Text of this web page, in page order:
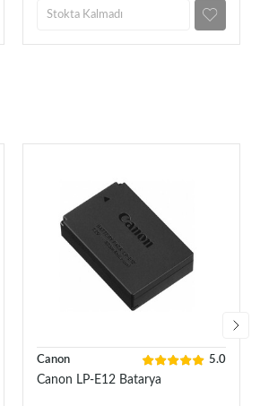
Stokta Kalmadı
Canon 5.0
Canon LP-E12 Batarya